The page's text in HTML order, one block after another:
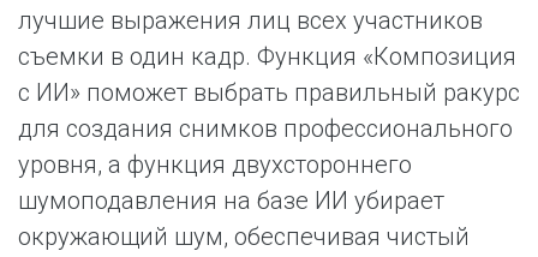
лучшие выражения лиц всех участников
съемки в один кадр. Функция «Композиция
с ИИ» поможет выбрать правильный ракурс
для создания снимков профессионального
уровня, а функция двухстороннего
шумоподавления на базе ИИ убирает
окружающий шум, обеспечивая чистый